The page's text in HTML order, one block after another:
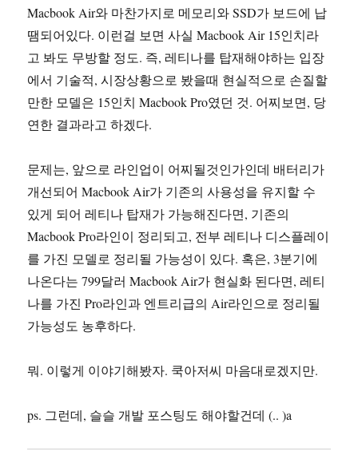
Macbook Air와 마찬가지로 메모리와 SSD가 보드에 납
땜되어있다. 이런걸 보면 사실 Macbook Air 15인치라
고 봐도 무방할 정도. 즉, 레티나를 탑재해야하는 입장
에서 기술적, 시장상황으로 봤을때 현실적으로 손질할
만한 모델은 15인치 Macbook Pro였던 것. 어찌보면, 당
연한 결과라고 하겠다.
문제는, 앞으로 라인업이 어찌될것인가인데 배터리가
개선되어 Macbook Air가 기존의 사용성을 유지할 수
있게 되어 레티나 탑재가 가능해진다면, 기존의
Macbook Pro라인이 정리되고, 전부 레티나 디스플레이
를 가진 모델로 정리될 가능성이 있다. 혹은, 3분기에
나온다는 799달러 Macbook Air가 현실화 된다면, 레티
나를 가진 Pro라인과 엔트리급의 Air라인으로 정리될
가능성도 농후하다.
뭐. 이렇게 이야기해봤자. 쿡아저씨 마음대로겠지만.
ps. 그런데, 슬슬 개발 포스팅도 해야할건데 (.. )a